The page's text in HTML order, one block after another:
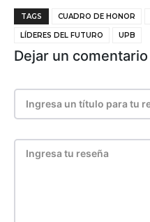
TAGS CUADRO DE HONOR
LÍDERES DEL FUTURO UPB
Dejar un comentario